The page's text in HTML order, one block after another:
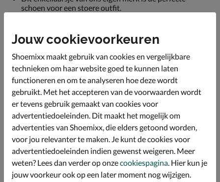
schoen voor een stoere outfit.
hierdoor langer mee gaan.
comfortabel.
Het leren voetbed zorgt voor extra comfort.
Voor extra grip is de laars voorzien van een rubberen
zool.
Specificaties
Over Nelson Kids
Bekijk meer
Jouw cookievoorkeuren
Shoemixx maakt gebruik van cookies en vergelijkbare
technieken om haar website goed te kunnen laten
functioneren en om te analyseren hoe deze wordt
gebruikt. Met het accepteren van de voorwaarden wordt
er tevens gebruik gemaakt van cookies voor
advertentiedoeleinden. Dit maakt het mogelijk om
advertenties van Shoemixx, die elders getoond worden,
voor jou relevanter te maken. Je kunt de cookies voor
advertentiedoeleinden indien gewenst weigeren. Meer
weten? Lees dan verder op onzecookiespagina. Hier kun je
jouw voorkeur ook op een later moment nog wijzigen.